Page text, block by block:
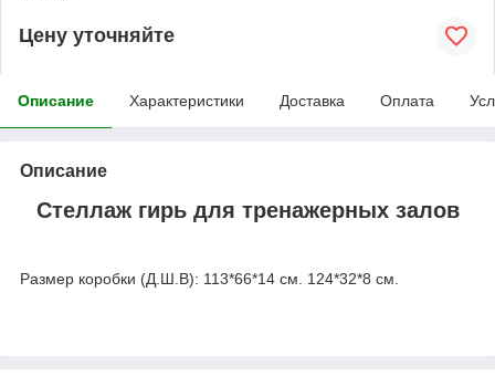
Цену уточняйте
Описание Характеристики Доставка Оплата
Описание
Стеллаж гирь для тренажерных залов
Размер коробки (Д.Ш.B): 113*66*14 см. 124*32*8 см.